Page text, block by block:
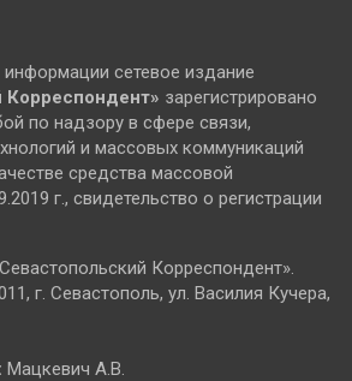
сетевое издание
Корреспондент» зарегистрировано
по надзору в сфере связи,
и массовых коммуникаций
средства массовой
г., свидетельство о регистрации
Корреспондент».
г. Севастополь, ул. Василия Кучера,
Мацкевич А.В.